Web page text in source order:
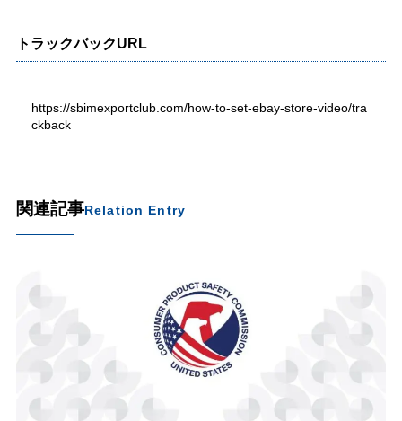
トラックバックURL
https://sbimexportclub.com/how-to-set-ebay-store-video/tra
ckback
関連記事Relation Entry